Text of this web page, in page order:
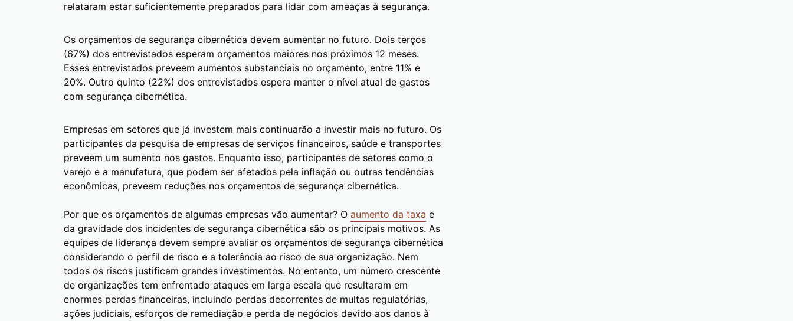
relataram estar suficientemente preparados para lidar com ameaças à segurança.
Os orçamentos de segurança cibernética devem aumentar no futuro. Dois terços
(67%) dos entrevistados esperam orçamentos maiores nos próximos 12 meses.
Esses entrevistados preveem aumentos substanciais no orçamento, entre 11% e
20%. Outro quinto (22%) dos entrevistados espera manter o nível atual de gastos
com segurança cibernética.
Empresas em setores que já investem mais continuarão a investir mais no futuro. Os
participantes da pesquisa de empresas de serviços financeiros, saúde e transportes
preveem um aumento nos gastos. Enquanto isso, participantes de setores como o
varejo e a manufatura, que podem ser afetados pela inflação ou outras tendências
econômicas, preveem reduções nos orçamentos de segurança cibernética.
Por que os orçamentos de algumas empresas vão aumentar? O aumento da taxa e
da gravidade dos incidentes de segurança cibernética são os principais motivos. As
equipes de liderança devem sempre avaliar os orçamentos de segurança cibernética
considerando o perfil de risco e a tolerância ao risco de sua organização. Nem
todos os riscos justificam grandes investimentos. No entanto, um número crescente
de organizações tem enfrentado ataques em larga escala que resultaram em
enormes perdas financeiras, incluindo perdas decorrentes de multas regulatórias,
ações judiciais, esforços de remediação e perda de negócios devido aos danos à